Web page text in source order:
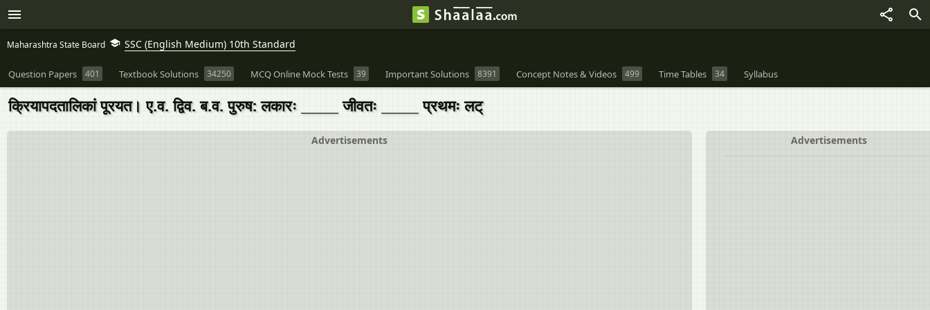
Maharashtra State Board SSC (English Medium) 10th Standard
Question Papers 401 Textbook Solutions 34250 MCQ Online Mock Tests 39 Important Solutions 8391 Concept Notes & Videos 499 Time Tables 34 Syllabus
क्रियापदतालिकां पूरयत। ए.व. द्विव. ब.व. पुरुष: लकारः ______ जीवतः ______ प्रथमः लट्
Advertisements
Advertisements